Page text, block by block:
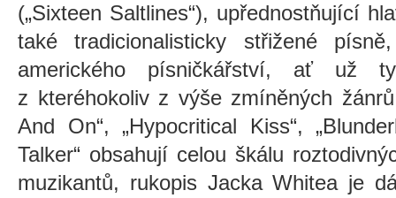
(„Sixteen Saltlines“), upřednostňující
také tradicionalisticky střižené
amerického písničkářství, ať už
z kteréhokoliv z výše zmíněných
And On“, „Hypocritical Kiss“,
Talker“ obsahují celou škálu
muzikantů, rukopis Jacka Whitea je